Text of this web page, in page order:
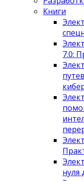
Книги
7.0:
нуля